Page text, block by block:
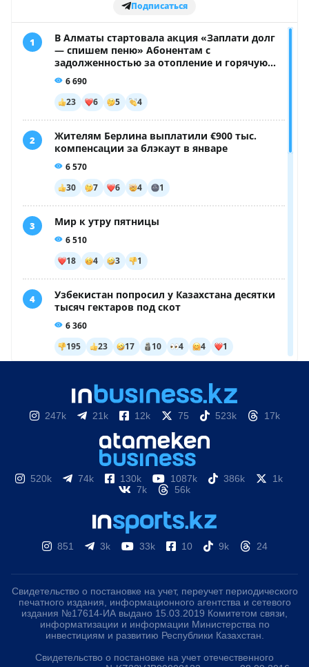
247k 21k 12k 75 523k 17k
520k 74k 130k 1087k 386k
1k
7k
56k
851 3k 33k 10 9k 24
Свидетельство о постановке на учет, переучет периодического
печатного издания, информационного агентства и сетевого
издания №17614-ИА выдано 15.03.2019 Комитетом связи,
информатизации и информации Министерства по
инвестициям и развитию Республики Казахстан.
Свидетельство о постановке на учет отечественного